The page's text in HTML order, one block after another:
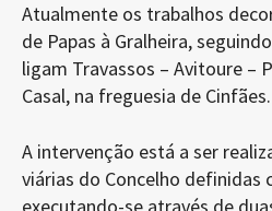
Atualmente os trabalhos
de Papas à Gralheira,
ligam Travassos – Avitoure –
Casal, na freguesia de Cinfães.
A intervenção está a ser
viárias do Concelho definidas